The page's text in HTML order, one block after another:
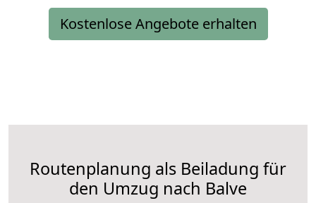
Kostenlose Angebote erhalten
Routenplanung als Beiladung für
den Umzug nach Balve